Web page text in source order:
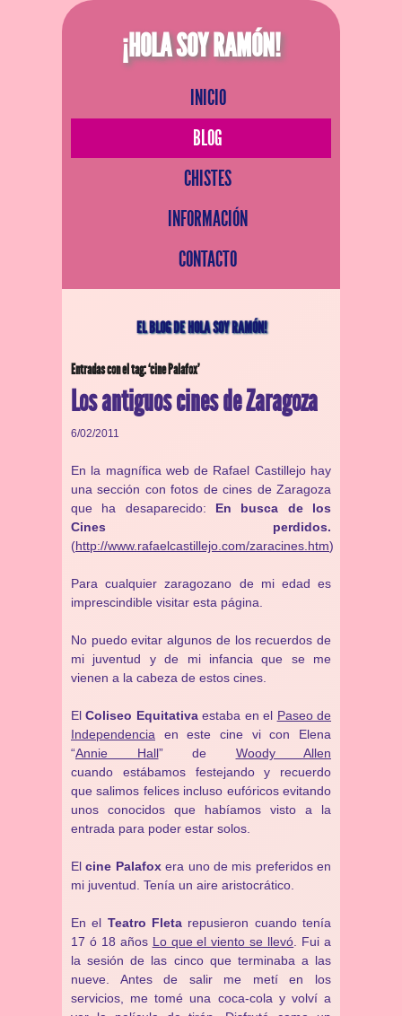
¡HOLA SOY RAMÓN!
INICIO
BLOG
CHISTES
INFORMACIÓN
CONTACTO
EL BLOG DE HOLA SOY RAMÓN!
Entradas con el tag: ‘cine Palafox’
Los antiguos cines de Zaragoza
6/02/2011
En la magnífica web de Rafael Castillejo hay
una sección con fotos de cines de Zaragoza
que ha desaparecido: En busca de los
Cines perdidos.
(http://www.rafaelcastillejo.com/zaracines.htm)
Para cualquier zaragozano de mi edad es
imprescindible visitar esta página.
No puedo evitar algunos de los recuerdos de
mi juventud y de mi infancia que se me
vienen a la cabeza de estos cines.
ElColiseo Equitativaestaba en el Paseo de
Independencia en este cine vi con Elena
“Annie Hall” de Woody Allen
cuando estábamos festejando y recuerdo
que salimos felices incluso eufóricos evitando
unos conocidos que habíamos visto a la
entrada para poder estar solos.
Elcine Palafoxera uno de mis preferidos en
mi juventud. Tenía un aire aristocrático.
En el Teatro Fleta repusieron cuando tenía
17 ó 18 años Lo que el viento se llevó . Fui a
la sesión de las cinco que terminaba a las
nueve. Antes de salir me metí en los
servicios, me tomé una coca-cola y volví a